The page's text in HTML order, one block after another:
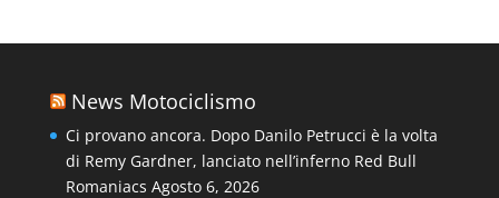
News Motociclismo
Ci provano ancora. Dopo Danilo Petrucci è la volta
di Remy Gardner, lanciato nell’inferno Red Bull
Romaniacs Agosto 6, 2026